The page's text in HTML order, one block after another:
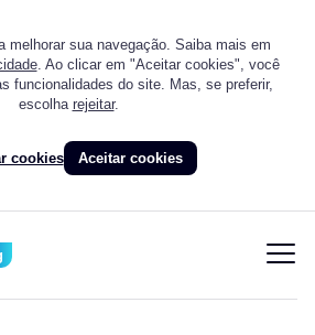
melhorar sua navegação. Saiba mais em
. Ao clicar em "Aceitar cookies", você
funcionalidades do site. Mas, se preferir,
escolha rejeitar.
cookies Aceitar cookies